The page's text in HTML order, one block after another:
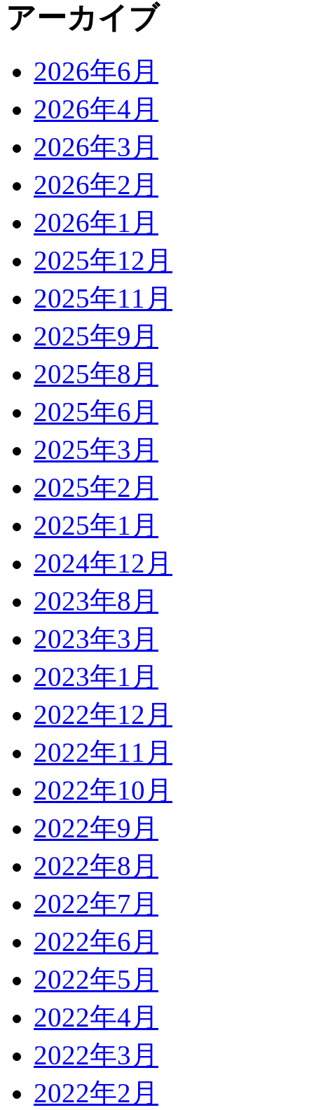
アーカイブ
2026年6月
2026年4月
2026年3月
2026年2月
2026年1月
2025年12月
2025年11月
2025年9月
2025年8月
2025年6月
2025年3月
2025年2月
2025年1月
2024年12月
2023年8月
2023年3月
2023年1月
2022年12月
2022年11月
2022年10月
2022年9月
2022年8月
2022年7月
2022年6月
2022年5月
2022年4月
2022年3月
2022年2月